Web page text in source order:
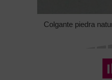
Colgante piedra